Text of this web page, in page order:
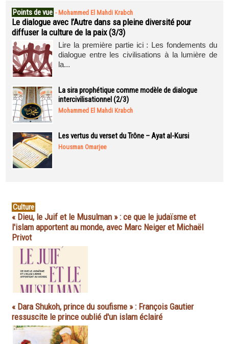
Points de vue - Mohammed El Mahdi Krabch
Le dialogue avec l’Autre dans sa pleine diversité pour
diffuser la culture de la paix (3/3)
Lire la première partie ici : Les fondements du
dialogue entre les civilisations à la lumière de
la...
La sira prophétique comme modèle de dialogue
intercivilisationnel (2/3)
Mohammed El Mahdi Krabch
Les vertus du verset du Trône – Ayat al-Kursi
Housman Omarjee
Culture
« Dieu, le Juif et le Musulman » : ce que le judaïsme et
l'islam apportent au monde, avec Marc Neiger et Michaël
Privot
« Dara Shukoh, prince du soufisme » : François Gautier
ressuscite le prince oublié d'un islam éclairé